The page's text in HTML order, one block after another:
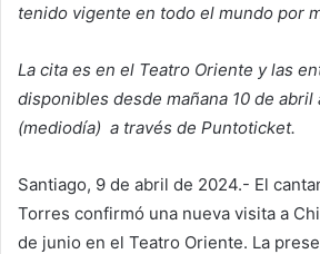
tenido vigente en todo el mundo por
La cita es en el Teatro Oriente y las
disponibles desde mañana 10 de abril
(mediodía) a través de Puntoticket.
Santiago, 9 de abril de 2024.- El
Torres confirmó una nueva visita a
de junio en el Teatro Oriente. La